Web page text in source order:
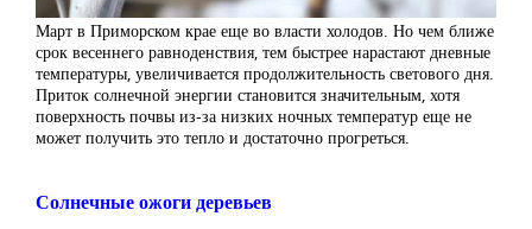
Март в Приморском крае еще во власти холодов. Но чем ближе
срок весеннего равноденствия, тем быстрее нарастают дневные
температуры, увеличивается продолжительность светового дня.
Приток солнечной энергии становится значительным, хотя
поверхность почвы из-за низких ночных температур еще не
может получить это тепло и достаточно прогреться.
Солнечные ожоги деревьев